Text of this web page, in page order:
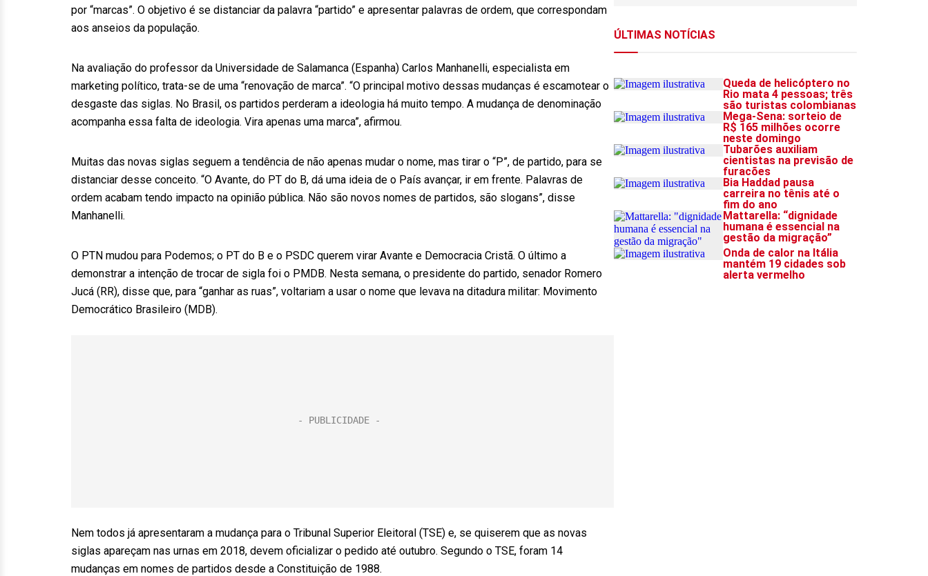
por “marcas”. O objetivo é se distanciar da palavra “partido” e apresentar palavras de ordem, que correspondam
aos anseios da população.
Na avaliação do professor da Universidade de Salamanca (Espanha) Carlos Manhanelli, especialista em
marketing político, trata-se de uma “renovação de marca”. “O principal motivo dessas mudanças é escamotear o
desgaste das siglas. No Brasil, os partidos perderam a ideologia há muito tempo. A mudança de denominação
acompanha essa falta de ideologia. Vira apenas uma marca”, afirmou.
Muitas das novas siglas seguem a tendência de não apenas mudar o nome, mas tirar o “P”, de partido, para se
distanciar desse conceito. “O Avante, do PT do B, dá uma ideia de o País avançar, ir em frente. Palavras de
ordem acabam tendo impacto na opinião pública. Não são novos nomes de partidos, são slogans”, disse
Manhanelli.
O PTN mudou para Podemos; o PT do B e o PSDC querem virar Avante e Democracia Cristã. O último a
demonstrar a intenção de trocar de sigla foi o PMDB. Nesta semana, o presidente do partido, senador Romero
Jucá (RR), disse que, para “ganhar as ruas”, voltariam a usar o nome que levava na ditadura militar: Movimento
Democrático Brasileiro (MDB).
Nem todos já apresentaram a mudança para o Tribunal Superior Eleitoral (TSE) e, se quiserem que as novas
siglas apareçam nas urnas em 2018, devem oficializar o pedido até outubro. Segundo o TSE, foram 14
mudanças em nomes de partidos desde a Constituição de 1988.